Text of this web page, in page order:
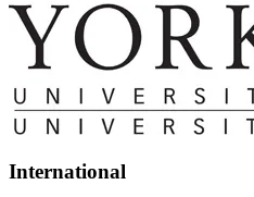
International